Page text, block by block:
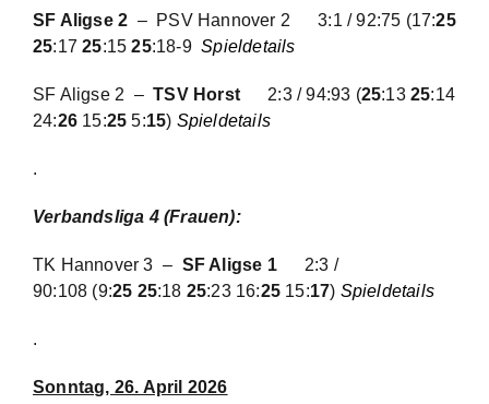
SF Aligse 2 – PSV Hannover 2 3:1 / 92:75 (17:25
25:1725:1525:18-9Spieldetails
SF Aligse 2 –TSV Horst 2:3 / 94:93 (25:1325:14
24:26 15:25 5:15) Spieldetails
.
Verbandsliga 4 (Frauen):
TK Hannover 3 – SF Aligse 1
2:3 /
90:108 (9:25 25:18 25:23 16:25 15:17) Spieldetails
.
Sonntag, 26. April 2026